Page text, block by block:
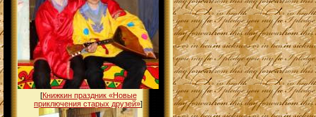
[Книжкин праздник «Новые
приключения старых друзей»]